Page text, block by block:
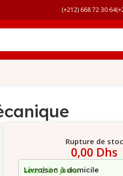
(+212) 668 72 30 64
Rupture de
0,00 Dhs
Livraison à domicile
sous 2 à 5 jours